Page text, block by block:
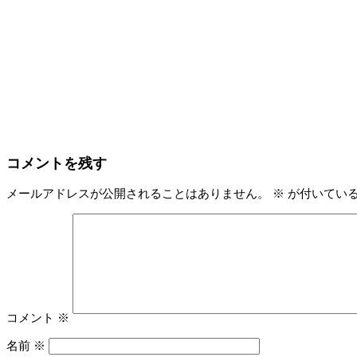
コメントを残す
メールアドレスが公開されることはありません。 ※ が付いてい
コメント ※
名前 ※